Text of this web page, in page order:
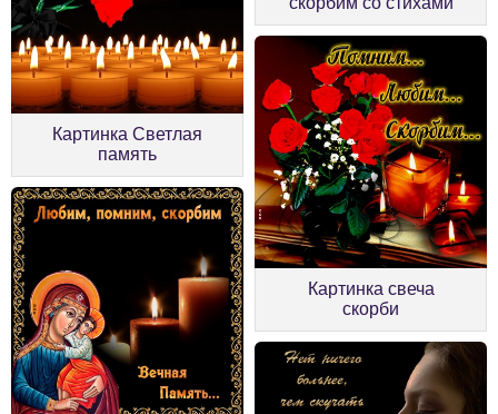
Картинка Светлая
память
Картинка свеча
скорби